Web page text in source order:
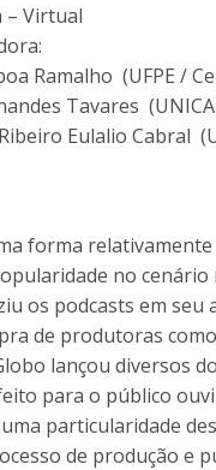
– Virtual
Ramalho (UFPE /
Tavares
Eulalio Cabral
forma
no
os podcasts em seu
de produtoras
lançou diversos
para o público
particularidade
de produção e